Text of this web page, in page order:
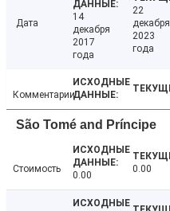
Дата
14
декабря
2017
года
22
декабря
2023
года
Комментарии
São Tomé and Príncipe
Стоимость
0.00
0.00